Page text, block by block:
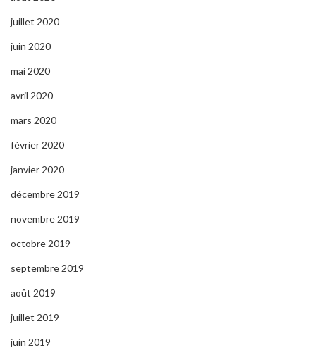
juillet 2020
juin 2020
mai 2020
avril 2020
mars 2020
février 2020
janvier 2020
décembre 2019
novembre 2019
octobre 2019
septembre 2019
août 2019
juillet 2019
juin 2019